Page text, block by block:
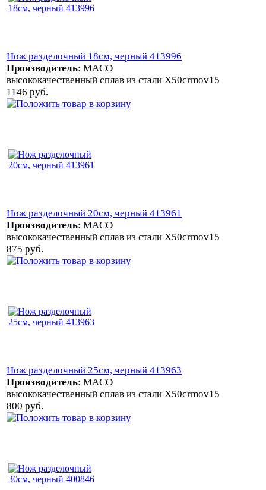
Нож разделочный 18см, черный 413996
Производитель: MACO
высококачественный сплав из стали X50crmov15
1146 руб.
Нож разделочный 20см, черный 413961
Производитель: MACO
высококачественный сплав из стали X50crmov15
875 руб.
Нож разделочный 25см, черный 413963
Производитель: MACO
высококачественный сплав из стали X50crmov15
800 руб.